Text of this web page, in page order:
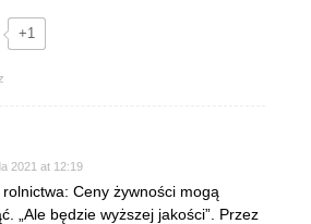
+1
2021 at 12:19
Ceny żywności mogą
„Ale będzie wyższej jakości”. Przez